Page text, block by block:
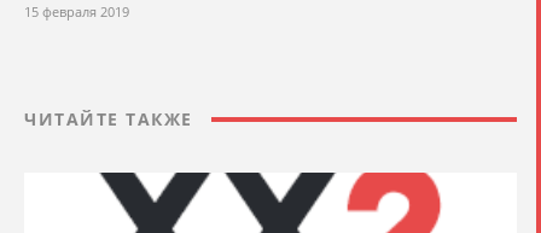
15 февраля 2019
ЧИТАЙТЕ ТАКЖЕ